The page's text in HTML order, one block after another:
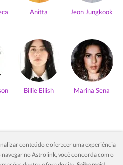
Anitta Jeon Jungkook
Billie Eilish Marina Sena
conteúdo e oferecer uma experiência
navegar no Astrolink, você concorda com o